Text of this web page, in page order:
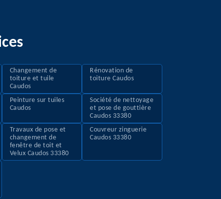
Changement de
toiture et tuile
Caudos
Rénovation de
toiture Caudos
Peinture sur tuiles
Caudos
Société de nettoyage
et pose de gouttière
Caudos 33380
Travaux de pose et
changement de
fenêtre de toit et
Velux Caudos 33380
Couvreur zinguerie
Caudos 33380